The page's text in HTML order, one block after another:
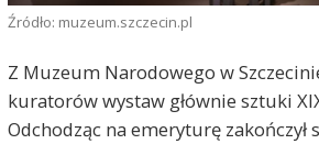
Źródło: muzeum.szczecin.pl
Z Muzeum Narodowego w
kuratorów wystaw głównie sztuki
Odchodząc na emeryturę zakończył